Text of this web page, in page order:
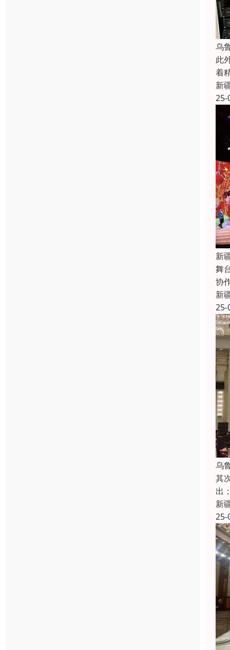
乌
此
着
新
25-
新
舞
协
新
25-
乌
其
出
新
25-